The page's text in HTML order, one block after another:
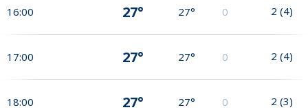
16:00 27° 27° 0 2 (4)
17:00 27° 27° 0 2 (4)
18:00 27° 27° 0 2 (3)